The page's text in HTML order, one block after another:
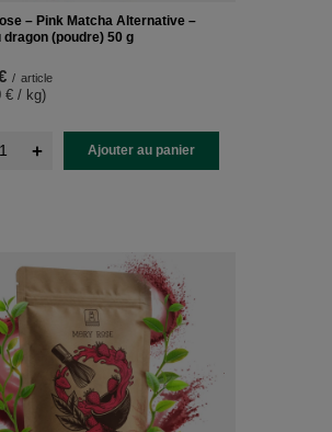
– Pink Matcha Alternative –
dragon (poudre) 50 g
/ article
€ / kg)
+ Ajouter au panier